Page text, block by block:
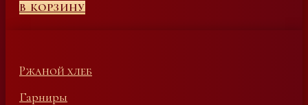
В КОРЗИНУ
Ржаной хлеб
Гарниры